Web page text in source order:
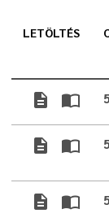
LETÖLTÉS
description import_contacts
description import_contacts
description import_contacts